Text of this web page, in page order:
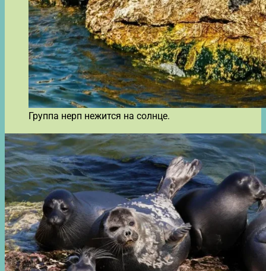
Группа нерп нежится на солнце.